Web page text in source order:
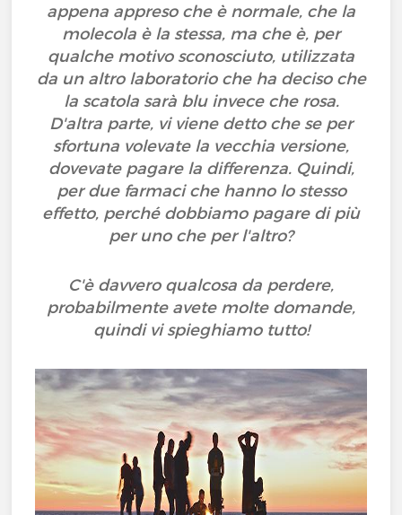
appena appreso che è normale, che la
molecola è la stessa, ma che è, per
qualche motivo sconosciuto, utilizzata
da un altro laboratorio che ha deciso che
la scatola sarà blu invece che rosa.
D'altra parte, vi viene detto che se per
sfortuna volevate la vecchia versione,
dovevate pagare la differenza. Quindi,
per due farmaci che hanno lo stesso
effetto, perché dobbiamo pagare di più
per uno che per l'altro?
C'è davvero qualcosa da perdere,
probabilmente avete molte domande,
quindi vi spieghiamo tutto!